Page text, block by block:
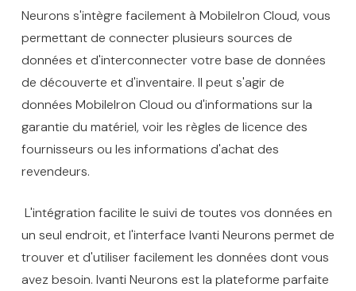
Neurons s'intègre facilement à MobileIron Cloud, vous
permettant de connecter plusieurs sources de
données et d'interconnecter votre base de données
de découverte et d'inventaire. Il peut s'agir de
données MobileIron Cloud ou d'informations sur la
garantie du matériel, voir les règles de licence des
fournisseurs ou les informations d'achat des
revendeurs.
L'intégration facilite le suivi de toutes vos données en
un seul endroit, et l'interface Ivanti Neurons permet de
trouver et d'utiliser facilement les données dont vous
avez besoin. Ivanti Neurons est la plateforme parfaite